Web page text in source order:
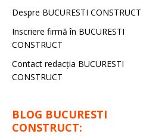
Despre BUCURESTI CONSTRUCT
Inscriere firmă în BUCURESTI
CONSTRUCT
Contact redacţia BUCURESTI
CONSTRUCT
BLOG BUCURESTI
CONSTRUCT: